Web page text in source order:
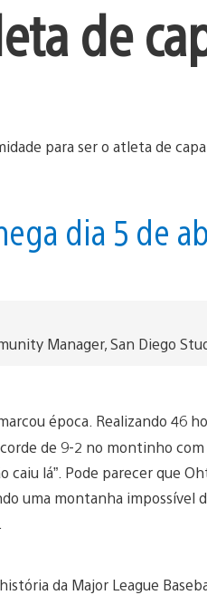
de
dia 5 de
Manager, San Diego
época. Realizando 46
de 9-2 no montinho com
lá”. Pode parecer que
uma montanha impossível
da Major League